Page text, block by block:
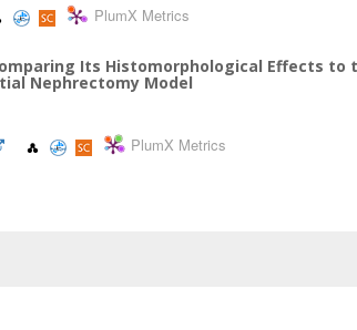
PlumX Metrics
Its Histomorphological Effects to
Nephrectomy Model
PlumX Metrics